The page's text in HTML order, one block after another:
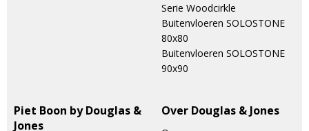
Serie Woodcirkle
Buitenvloeren SOLOSTONE
80x80
Buitenvloeren SOLOSTONE
90x90
Piet Boon by Douglas &
Jones
Over Douglas & Jones